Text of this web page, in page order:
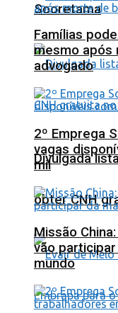
Sooretama
Divulgada
obter CNH
Famílias
mesmo após
advogado
2º Emprega
vagas
mil
Missão
vão
mundo